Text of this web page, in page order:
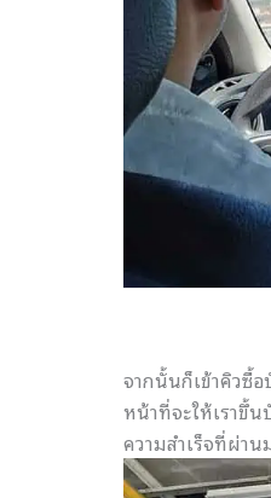
จากนั้นก็เข้าคิวซื้
หน้าที่จะให้เราขึ้
ความสำเร็จที่ผ่าน